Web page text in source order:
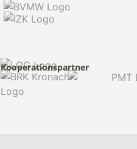
Kooperationspartner